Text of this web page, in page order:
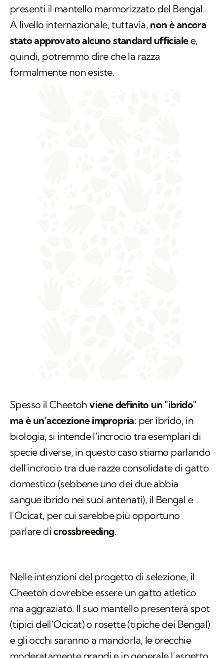
presenti il mantello marmorizzato del Bengal.
A livello internazionale, tuttavia, non è ancora
stato approvato alcuno standard ufficialee,
quindi, potremmo dire che la razza
formalmente non esiste.
Spesso il Cheetohviene definito un "ibrido"
ma è un’accezione impropria: per ibrido, in
biologia, si intende l’incrocio tra esemplari di
specie diverse, in questo caso stiamo parlando
dell’incrocio tra due razze consolidate di gatto
domestico (sebbene uno dei due abbia
sangue ibrido nei suoi antenati), il Bengal e
l’Ocicat, per cui sarebbe più opportuno
parlare dicrossbreeding.
Nelle intenzioni del progetto di selezione, il
Cheetoh dovrebbe essere un gatto atletico
ma aggraziato. Il suo mantello presenterà spot
(tipici dell’Ocicat) o rosette (tipiche dei Bengal)
e gli occhi saranno a mandorla, le orecchie